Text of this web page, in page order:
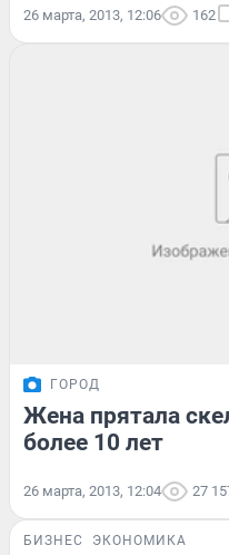
26 марта, 2013, 12:06 162
ГОРОД
Жена прятала
более 10 лет
26 марта, 2013, 12:04 27
БИЗНЕС ЭКОНОМИКА